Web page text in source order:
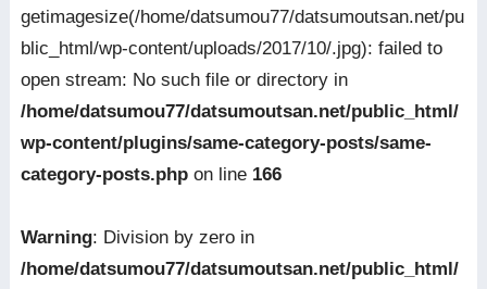
getimagesize(/home/datsumou77/datsumoutsan.net/pu
blic_html/wp-content/uploads/2017/10/.jpg): failed to
open stream: No such file or directory in
/home/datsumou77/datsumoutsan.net/public_html/
wp-content/plugins/same-category-posts/same-
category-posts.phpon line 166
Warning: Division by zero in
/home/datsumou77/datsumoutsan.net/public_html/